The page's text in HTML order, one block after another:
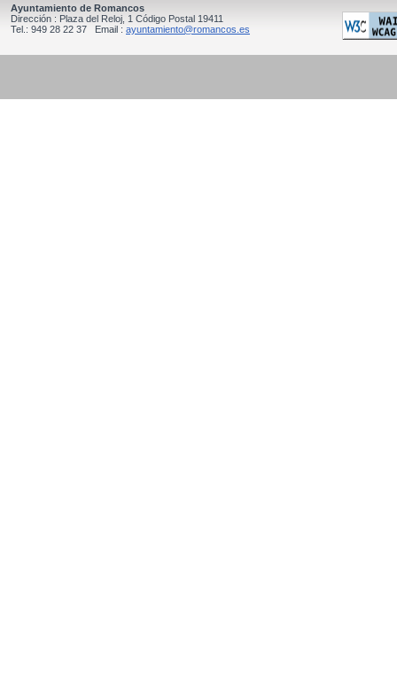
Ayuntamiento de Romancos
Dirección : Plaza del Reloj, 1 Código Postal 19411
Tel.: 949 28 22 37 Email : ayuntamiento@romancos.es